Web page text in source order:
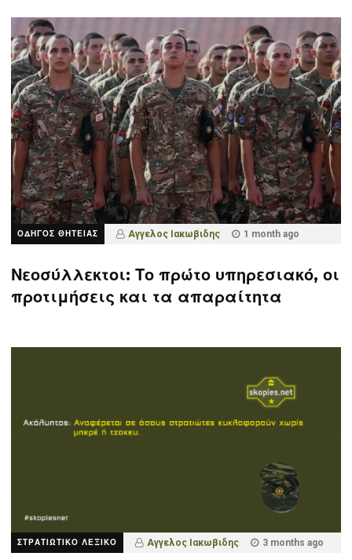
ΟΔΗΓΟΣ ΘΗΤΕΙΑΣ Αγγελος Ιακωβιδης 1 month ago
Νεοσύλλεκτοι: Το πρώτο υπηρεσιακό, οι
προτιμήσεις και τα απαραίτητα
ΣΤΡΑΤΙΩΤΙΚΟ ΛΕΞΙΚΟ Αγγελος Ιακωβιδης 3 months ago